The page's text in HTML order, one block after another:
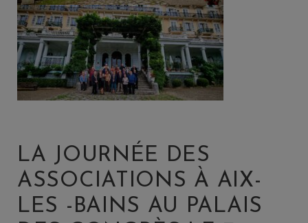
LA JOURNÉE DES
ASSOCIATIONS À AIX-
LES -BAINS AU PALAIS